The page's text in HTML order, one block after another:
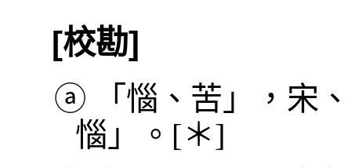
[校勘]
ⓐ
「惱、苦」，宋
惱」。[＊]